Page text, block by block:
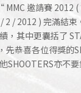
MMC 邀請賽 2012
2 / 2012 ) 完滿結
，其中更囊括了
先恭喜各位得獎的
SHOOTERS亦不